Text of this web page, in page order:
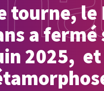
tourne, le
a fermé
2025,